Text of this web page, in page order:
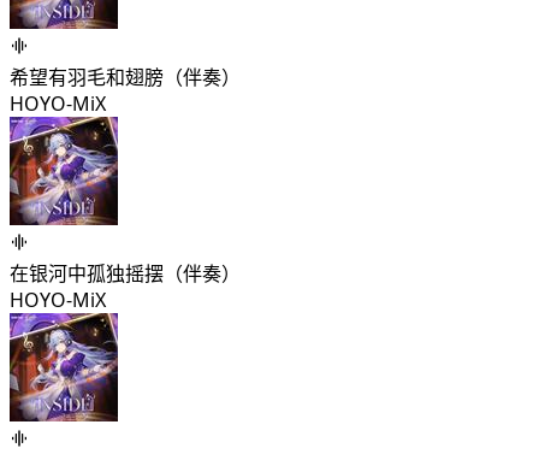
希望有羽毛和翅膀（伴奏）
HOYO-MiX
在银河中孤独摇摆（伴奏）
HOYO-MiX